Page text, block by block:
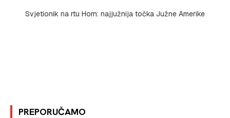
Svjetionik na rtu Horn: najjužnija točka Južne Amerike
PREPORUČAMO